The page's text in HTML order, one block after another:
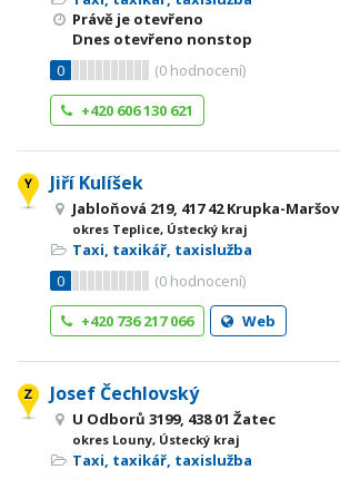
Právě je otevřeno
Dnes otevřeno nonstop
0
(0 hodnocení)
+420 606 130 621
Jiří Kulíšek
Jabloňová 219, 417 42 Krupka-Maršov
okres Teplice, Ústecký kraj
Taxi, taxikář, taxislužba
0
(0 hodnocení)
+420 736 217 066
Web
Josef Čechlovský
U Odborů 3199, 438 01 Žatec
okres Louny, Ústecký kraj
Taxi, taxikář, taxislužba